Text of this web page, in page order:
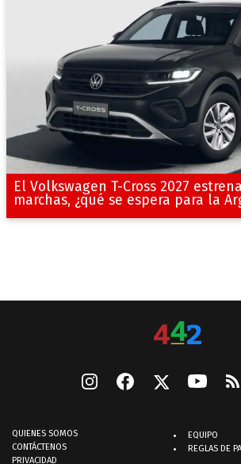
El Volkswagen T-Cross 2027
marchas, ¿qué se espera para la
QUIENES SOMOS
CONTÁCTENOS
PRIVACIDAD
EQUIPO
REGLAS DE